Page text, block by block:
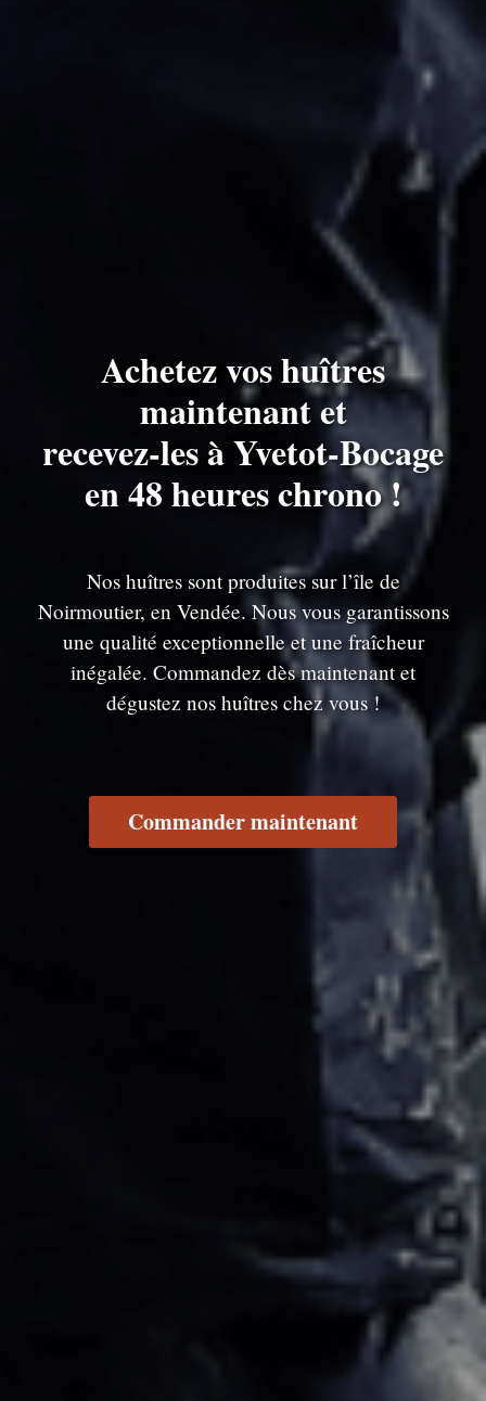
Achetez vos huîtres
maintenant et
recevez-les à Yvetot-Bocage
en 48 heures chrono !
Nos huîtres sont produites sur l’île de
Noirmoutier, en Vendée. Nous vous garantissons
une qualité exceptionnelle et une fraîcheur
inégalée. Commandez dès maintenant et
dégustez nos huîtres chez vous !
Commander maintenant